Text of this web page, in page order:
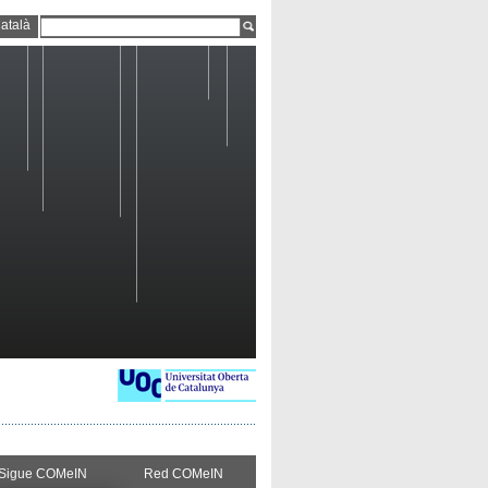
COMeIN Red COMeIN